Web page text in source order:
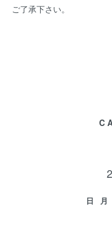
ご了承下さい。
日 月